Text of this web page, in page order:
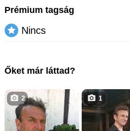
Prémium tagság
Nincs
Őket már láttad?
2 1